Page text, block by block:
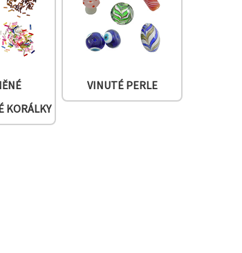
KORÁLKY
VINUTÉ PERLE